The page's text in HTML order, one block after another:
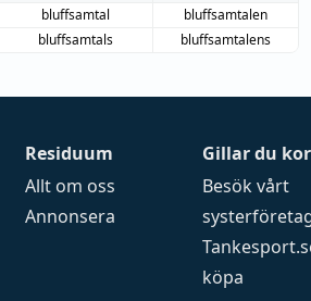
bluffsamtal
bluffsamtalen
bluffsamtals bluffsamtalens
Residuum
Allt om oss
Annonsera
Gillar du
Besök vårt
köpa